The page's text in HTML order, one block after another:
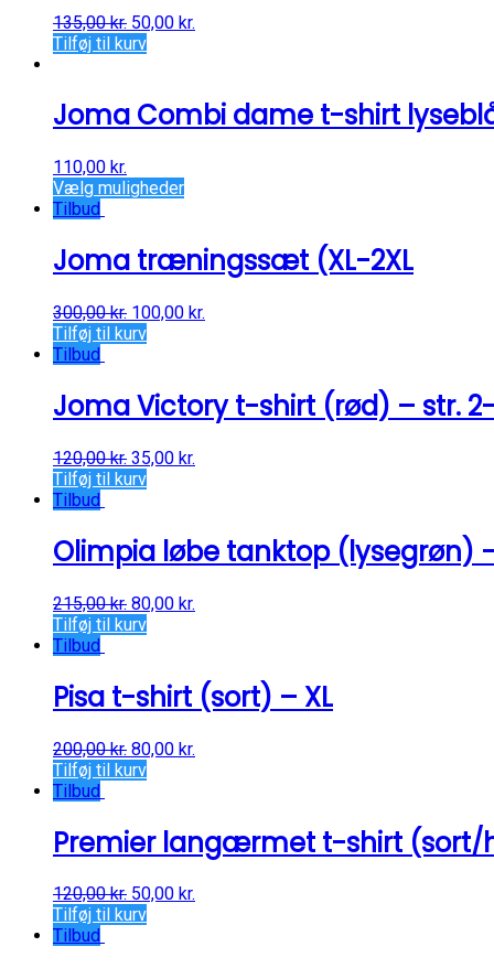
135,00kr. 50,00 kr.
Tilføj til kurv
Joma Combi dame t-shirt
110,00 kr.
Vælg muligheder
Tilbud
Joma træningssæt (XL-2XL
300,00kr. 100,00 kr.
Tilføj til kurv
Tilbud
Joma Victory t-shirt (rød) – str.
120,00kr. 35,00 kr.
Tilføj til kurv
Tilbud
Olimpia løbe tanktop (lysegrøn)
215,00kr. 80,00 kr.
Tilføj til kurv
Tilbud
Pisa t-shirt (sort) – XL
200,00kr. 80,00 kr.
Tilføj til kurv
Tilbud
Premier langærmet t-shirt (sort/
120,00kr. 50,00 kr.
Tilføj til kurv
Tilbud